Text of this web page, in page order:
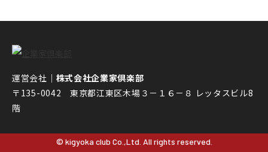
運営会社｜ 株式会社企業家倶楽部
〒135-0042 東京都江東区木場３－１６－８ レッタスビル8
階
© kigyoka club Co.,Ltd. All rights reserved.